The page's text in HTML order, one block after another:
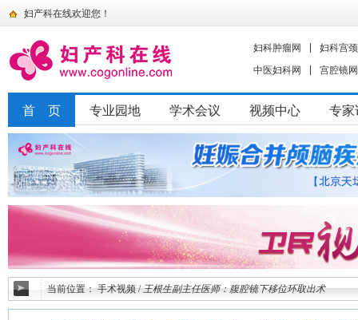
妇产科在线欢迎您！
妇科肿瘤网
妇科宫
中医妇科网
宫腔镜网
首 页 专业园地 学术会议 视频中心 专家
当前位置：手术视频 / 王根生副主任医师：腹腔镜下移位环取出术